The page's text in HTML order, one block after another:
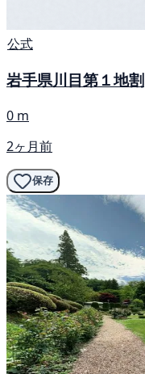
公式
岩手県川目第１地割
0 m
2ヶ月前
保存